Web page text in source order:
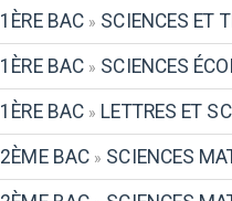
1ÈRE BAC » SCIENCES ET
1ÈRE BAC » SCIENCES
1ÈRE BAC » LETTRES ET
2ÈME BAC » SCIENCES